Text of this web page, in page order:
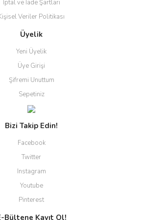
İptal ve İade Şartları
Veriler Politikası
Üyelik
Yeni Üyelik
Üye Girişi
Şifremi Unuttum
Sepetiniz
Bizi Takip Edin!
Facebook
Twitter
Instagram
Youtube
Pinterest
Bültene Kayıt Ol!